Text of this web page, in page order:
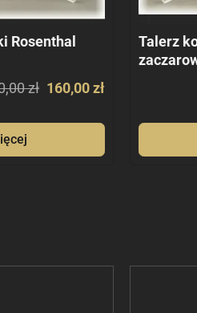
Rosenthal
zł 160,00 zł
Talerz